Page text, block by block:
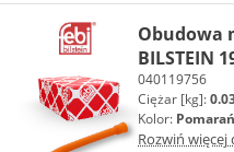
Obudowa
BILSTEIN
040119756
Ciężar [kg]:
Kolor:
Rozwiń więcej